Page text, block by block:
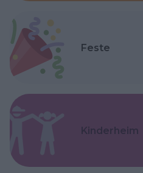
Feste
Kinderheim